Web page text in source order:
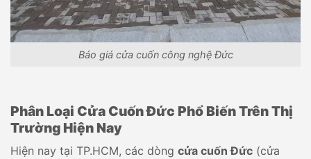
Báo giá cửa cuốn công nghệ Đức
Phân Loại Cửa Cuốn Đức Phổ Biến Trên Thị
Trường Hiện Nay
Hiện nay tại TP.HCM, các dòng cửa cuốn Đức (cửa